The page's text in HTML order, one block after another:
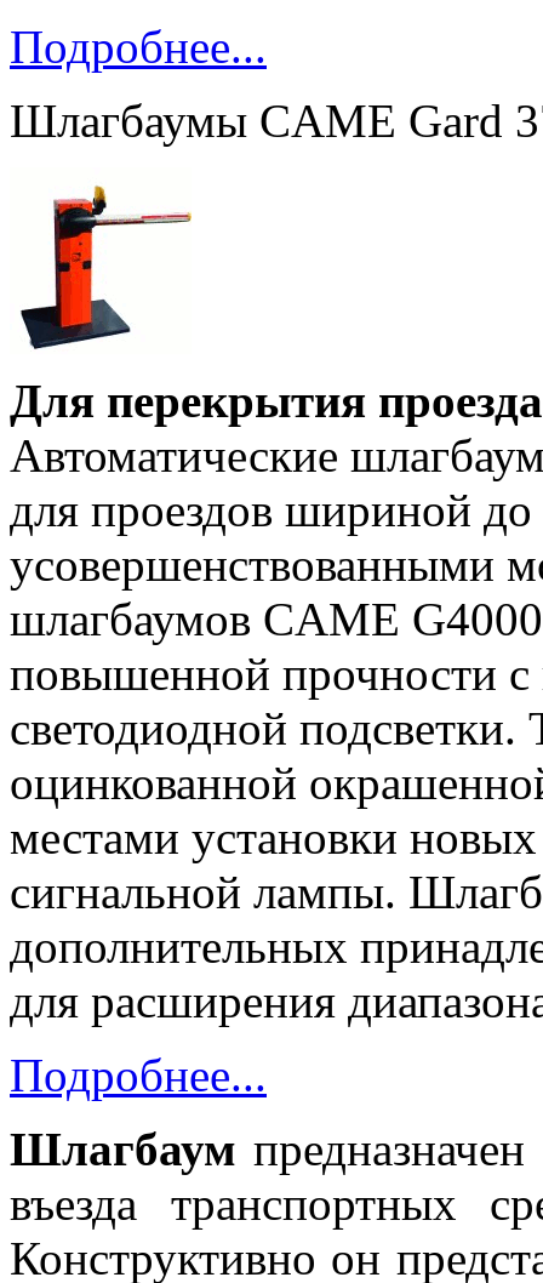
Подробнее...
Шлагбаумы CAME Gard
Для перекрытия
Автоматические
для проездов шириной
усовершенствованными
шлагбаумов CAME
повышенной прочности
светодиодной
оцинкованной
местами установки
сигнальной лампы.
дополнительных
для расширения
Подробнее...
Шлагбаум
въезда транспортных
Конструктивно он